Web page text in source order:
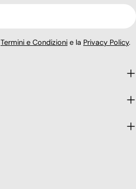
Termini e Condizioni e la Privacy Policy.